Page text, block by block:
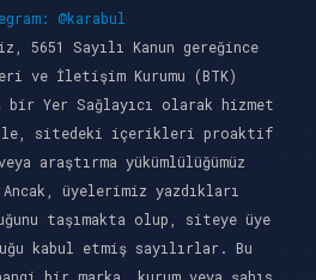
@karabul
5651 Sayılı Kanun gereğince
ve İletişim Kurumu (BTK)
bir Yer Sağlayıcı olarak hizmet
sitedeki içerikleri proaktif
araştırma yükümlülüğümüz
Ancak, üyelerimiz yazdıkları
taşımakta olup, siteye üye
kabul etmiş sayılırlar. Bu